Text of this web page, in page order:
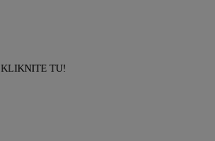
KLIKNITE TU!